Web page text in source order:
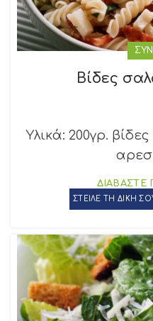
Βίδες
Υλικά: 200γρ.
ΔΙΑΒΑΣΤΕ
ΣΤΕΙΛΕ ΤΗ ΔΙΚΗ